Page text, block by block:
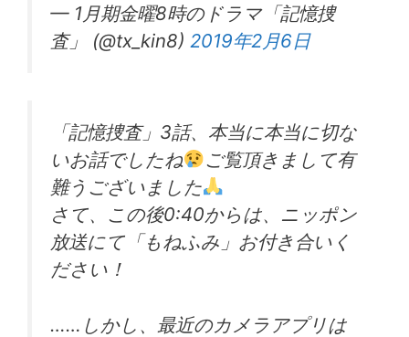
— 1月期金曜8時のドラマ「記憶捜
査」 (@tx_kin8) 2019年2月6日
「記憶捜査」3話、本当に本当に切な
いお話でしたね
ご覧頂きまして有
難うございました
さて、この後0:40からは、ニッポン
放送にて「もねふみ」お付き合いく
ださい！
……しかし、最近のカメラアプリは